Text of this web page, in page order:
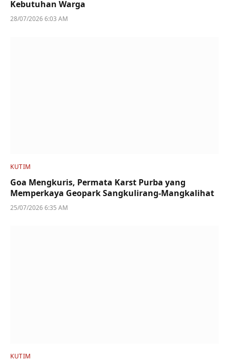
Kebutuhan Warga
28/07/2026 6:03 AM
KUTIM
Goa Mengkuris, Permata Karst Purba yang
Memperkaya Geopark Sangkulirang-Mangkalihat
25/07/2026 6:35 AM
KUTIM